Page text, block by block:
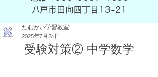
​八戸市田向四丁目13-21
たむかい学習教室
2025年7月26日
受験対策② 中学数学